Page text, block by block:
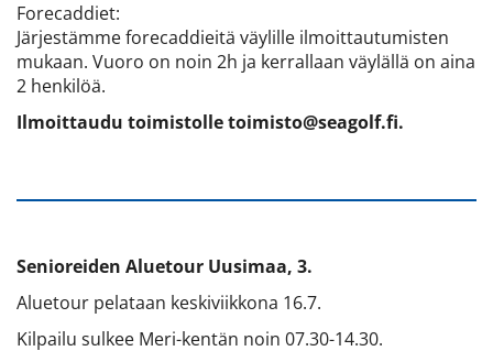
Forecaddiet:
Järjestämme forecaddieitä väylille ilmoittautumisten
mukaan. Vuoro on noin 2h ja kerrallaan väylällä on aina
2 henkilöä.
Ilmoittaudu toimistolle toimisto@seagolf.fi.
Senioreiden Aluetour Uusimaa, 3.
Aluetour pelataan keskiviikkona 16.7.
Kilpailu sulkee Meri-kentän noin 07.30-14.30.